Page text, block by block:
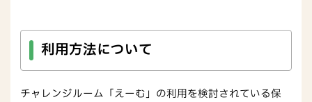
利用方法について
チャレンジルーム「えーむ」の利用を検討されている保